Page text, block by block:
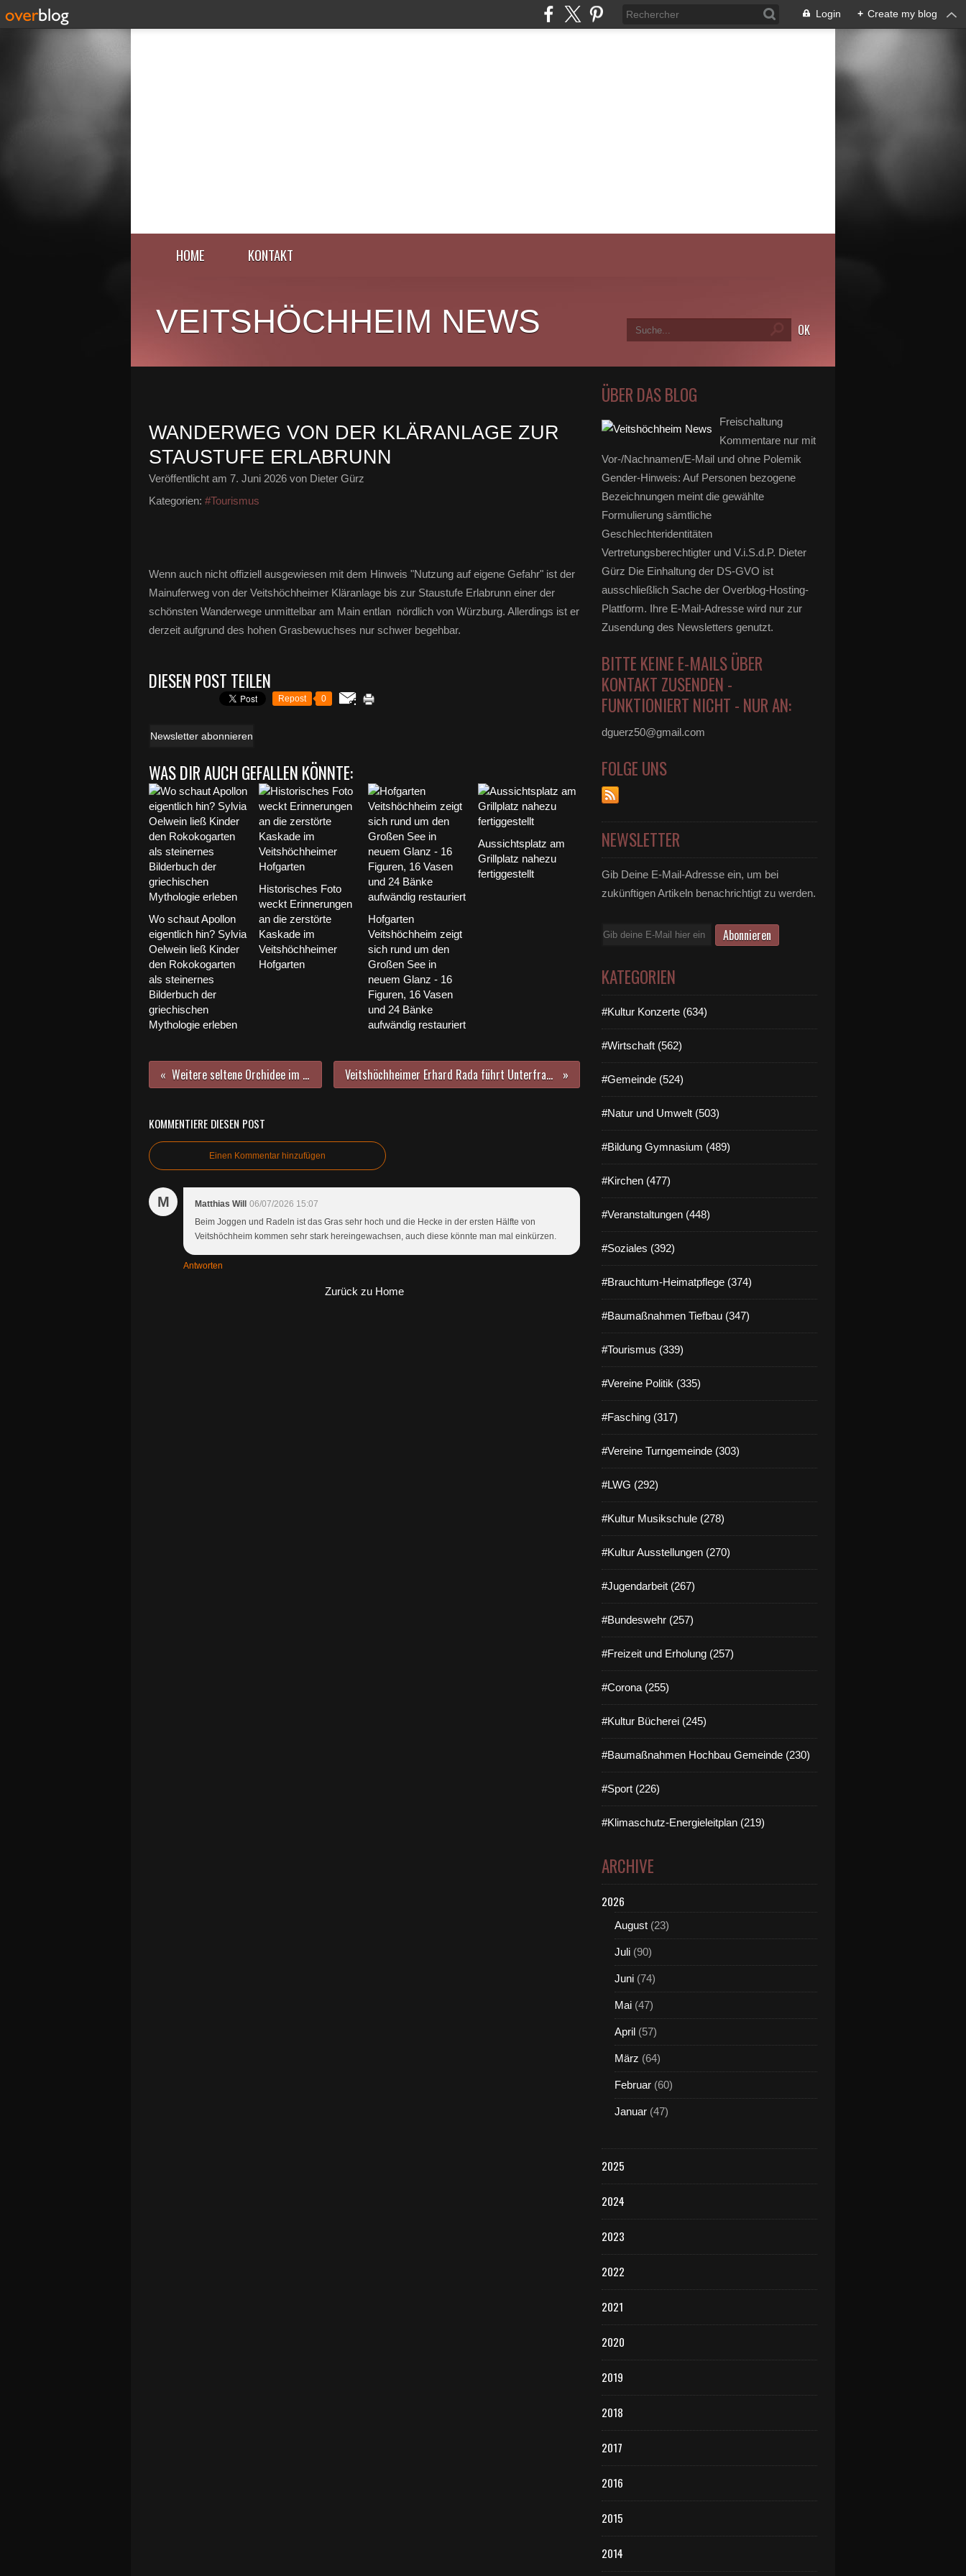
Login + Create my blog
HOME KONTAKT
VEITSHÖCHHEIM NEWS
WANDERWEG VON DER KLÄRANLAGE ZUR
STAUSTUFE ERLABRUNN
Veröffentlicht am 7. Juni 2026 von Dieter Gürz
Kategorien: #Tourismus
Wenn auch nicht offiziell ausgewiesen mit dem Hinweis "Nutzung auf eigene Gefahr" ist der
Mainuferweg von der Veitshöchheimer Kläranlage bis zur Staustufe Erlabrunn einer der
schönsten Wanderwege unmittelbar am Main entlan nördlich von Würzburg. Allerdings ist er
derzeit aufgrund des hohen Grasbewuchses nur schwer begehbar.
DIESEN POST TEILEN
Repost 0
Newsletter abonnieren
WAS DIR AUCH GEFALLEN KÖNNTE:
Wo schaut Apollon
eigentlich hin? Sylvia
Oelwein ließ Kinder
den Rokokogarten
als steinernes
Bilderbuch der
griechischen
Mythologie erleben
Historisches Foto
weckt Erinnerungen
an die zerstörte
Kaskade im
Veitshöchheimer
Hofgarten
Hofgarten
Veitshöchheim zeigt
sich rund um den
Großen See in
neuem Glanz - 16
Figuren, 16 Vasen
und 24 Bänke
aufwändig restauriert
Aussichtsplatz am
Grillplatz nahezu
fertiggestellt
Weitere seltene Orchidee im Veitshöchheimer Hofgarten entdeckt Veitshöchheimer Erhard Rada führt Unterfrankens Seniorenblasorchester seit 27 Jahren zum Erfolg
KOMMENTIERE DIESEN POST
Einen Kommentar hinzufügen
M Matthias Will
06/07/2026 15:07
Beim Joggen und Radeln ist das Gras sehr hoch und die Hecke in der ersten Hälfte von
Veitshöchheim kommen sehr stark hereingewachsen, auch diese könnte man mal einkürzen.
Antworten
Zurück zu Home
ÜBER DAS BLOG
Freischaltung
Kommentare nur mit
Vor-/Nachnamen/E-Mail und ohne Polemik
Gender-Hinweis: Auf Personen bezogene
Bezeichnungen meint die gewählte
Formulierung sämtliche
Geschlechteridentitäten
Vertretungsberechtigter und V.i.S.d.P. Dieter
Gürz Die Einhaltung der DS-GVO ist
ausschließlich Sache der Overblog-Hosting-
Plattform. Ihre E-Mail-Adresse wird nur zur
Zusendung des Newsletters genutzt.
BITTE KEINE E-MAILS ÜBER
KONTAKT ZUSENDEN -
FUNKTIONIERT NICHT - NUR AN:
dguerz50@gmail.com
FOLGE UNS
NEWSLETTER
Gib Deine E-Mail-Adresse ein, um bei
zukünftigen Artikeln benachrichtigt zu werden.
E-
KATEGORIEN
#Kultur Konzerte (634)
#Wirtschaft (562)
#Gemeinde (524)
#Natur und Umwelt (503)
#Bildung Gymnasium (489)
#Kirchen (477)
#Veranstaltungen (448)
#Soziales (392)
#Brauchtum-Heimatpflege (374)
#Baumaßnahmen Tiefbau (347)
#Tourismus (339)
#Vereine Politik (335)
#Fasching (317)
#Vereine Turngemeinde (303)
#LWG (292)
#Kultur Musikschule (278)
#Kultur Ausstellungen (270)
#Jugendarbeit (267)
#Bundeswehr (257)
#Freizeit und Erholung (257)
#Corona (255)
#Kultur Bücherei (245)
#Baumaßnahmen Hochbau Gemeinde (230)
#Sport (226)
#Klimaschutz-Energieleitplan (219)
ARCHIVE
2026
August (23)
Juli (90)
Juni (74)
Mai (47)
April (57)
März (64)
Februar (60)
Januar (47)
2025
2024
2023
2022
2021
2020
2019
2018
2017
2016
2015
2014